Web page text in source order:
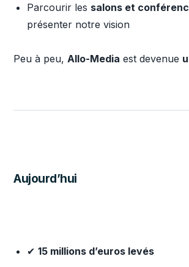
Parcourir les salons et
présenter notre vision
Peu à peu, Allo-Media est devenue
Aujourd’hui
✔15 millions d’euros levés